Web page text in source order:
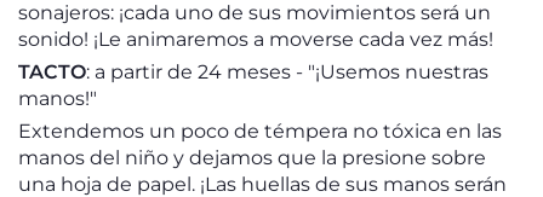
sonajeros: ¡cada uno de sus movimientos será un
sonido! ¡Le animaremos a moverse cada vez más!
TACTO: a partir de 24 meses - "¡Usemos nuestras
manos!"
Extendemos un poco de témpera no tóxica en las
manos del niño y dejamos que la presione sobre
una hoja de papel. ¡Las huellas de sus manos serán